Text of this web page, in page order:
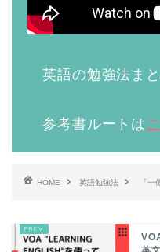
英語の勉強法ま
参考書ルートは
HOME 英語勉強法 「